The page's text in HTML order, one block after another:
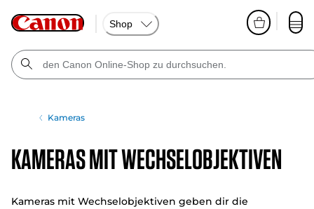
Shop
Kameras
Kameras mit Wechselobjektiven
Kameras mit Wechselobjektiven geben dir die